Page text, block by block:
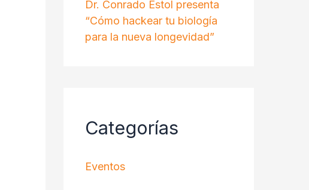
Dr. Conrado Estol presenta
“Cómo hackear tu biología
para la nueva longevidad”
Categorías
Eventos